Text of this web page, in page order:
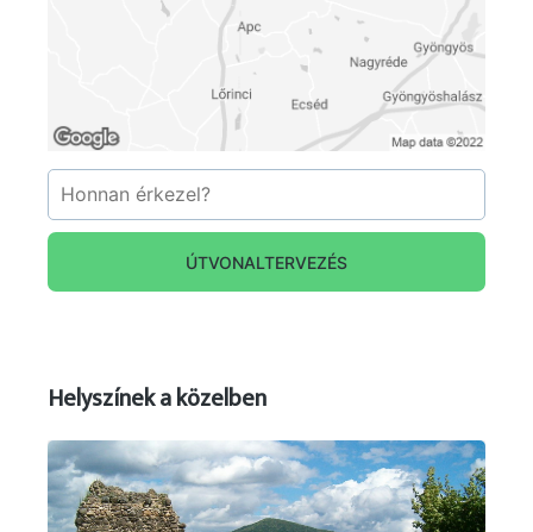
ÚTVONALTERVEZÉS
Helyszínek a közelben